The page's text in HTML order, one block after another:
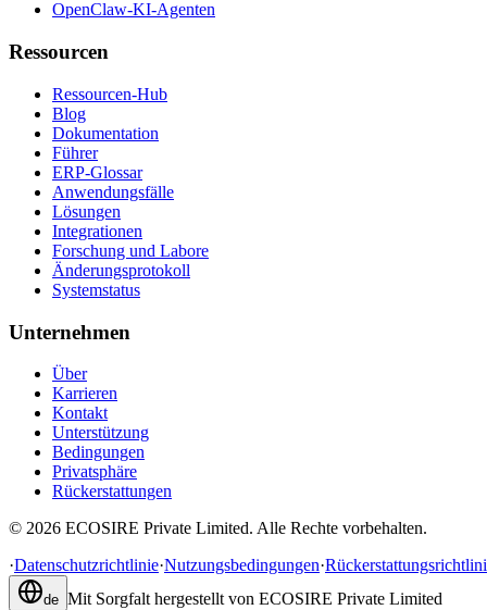
OpenClaw-KI-Agenten
Ressourcen
Ressourcen-Hub
Blog
Dokumentation
Führer
ERP-Glossar
Anwendungsfälle
Lösungen
Integrationen
Forschung und Labore
Änderungsprotokoll
Systemstatus
Unternehmen
Über
Karrieren
Kontakt
Unterstützung
Bedingungen
Privatsphäre
Rückerstattungen
© 2026 ECOSIRE Private Limited. Alle Rechte vorbehalten.
·Datenschutzrichtlinie·Nutzungsbedingungen·
de Mit Sorgfalt hergestellt von ECOSIRE Private Limited